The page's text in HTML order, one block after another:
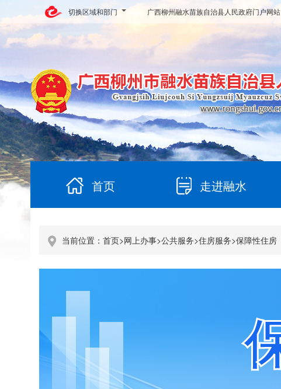
切换区域和部门 广西柳州融水苗族自治县人民政府门户网
首页 走进融水
当前位置： 首页>网上办事>公共服务>住房服务>保障性住房